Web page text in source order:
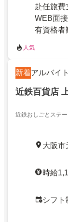
赴任旅費
WEB面
有資格者
人気
新着アルバイ
近鉄百貨店
近鉄おしごとステ
大阪市
時給
シフト